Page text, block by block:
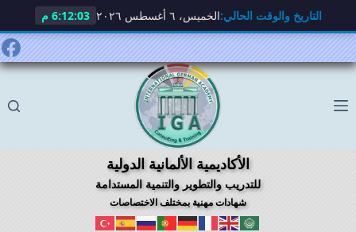
التاريخ والوقت الحالي:الخميس، ٦ أغسطس ٢٠٢٦ 6:12:04 م
التجاوز
إلى
المحتوى
الأكاديمية الألمانية الدولية
للتدريب والتطوير والتنمية المستدامة
شهادات مهنية بمختلف الاختصاصات